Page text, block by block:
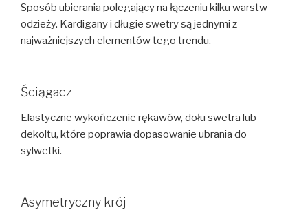
Sposób ubierania polegający na łączeniu kilku warstw
odzieży. Kardigany i długie swetry są jednymi z
najważniejszych elementów tego trendu.
Ściągacz
Elastyczne wykończenie rękawów, dołu swetra lub
dekoltu, które poprawia dopasowanie ubrania do
sylwetki.
Asymetryczny krój